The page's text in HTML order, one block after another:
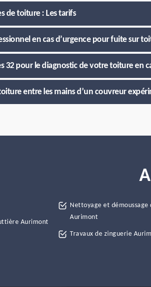
de toiture : Les tarifs
en cas d’urgence pour fuite sur
32 pour le diagnostic de votre toiture en
entre les mains d’un couvreur
Aurimont
Nettoyage et
Aurimont
Travaux de zinguerie